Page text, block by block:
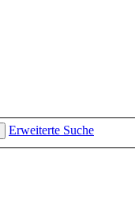
Erweiterte Suche